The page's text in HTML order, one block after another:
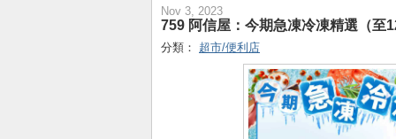
Nov 3, 2023
759 阿信屋：今期急凍冷凍精選（至
分類： 超市/便利店